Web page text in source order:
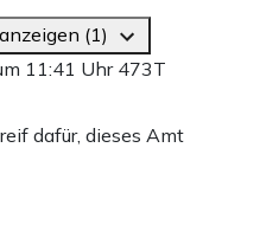
(1)
11:41 Uhr 473T
dafür, dieses Amt